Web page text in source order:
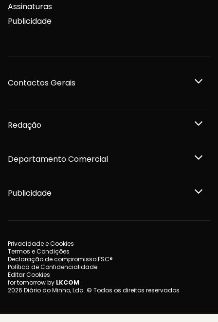
Assinaturas
Publicidade
Contactos Gerais
Redação
Departamento Comercial
Publicidade
Privacidade e Cookies
Termos e Condições
Declaração de compromisso FSC®
Política de Confidencialidade
Editar Cookies
for tomorrow by LKCOM
2026 Diário do Minho, Lda. © Todos os direitos reservados